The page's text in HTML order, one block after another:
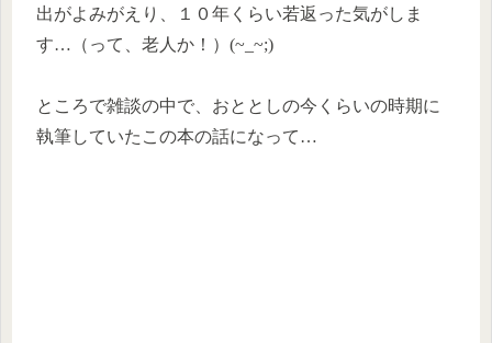
出がよみがえり、１０年くらい若返った気がしま
す…（って、老人か！）(~_~;)
ところで雑談の中で、おととしの今くらいの時期に
執筆していたこの本の話になって…